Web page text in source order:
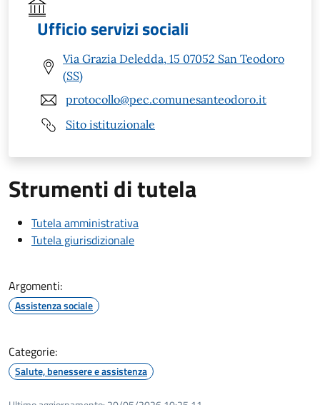
Ufficio servizi sociali
Via Grazia Deledda, 15 07052 San Teodoro
(SS)
protocollo@pec.comunesanteodoro.it
Sito istituzionale
Strumenti di tutela
Tutela amministrativa
Tutela giurisdizionale
Argomenti:
Assistenza sociale
Categorie:
Salute, benessere e assistenza